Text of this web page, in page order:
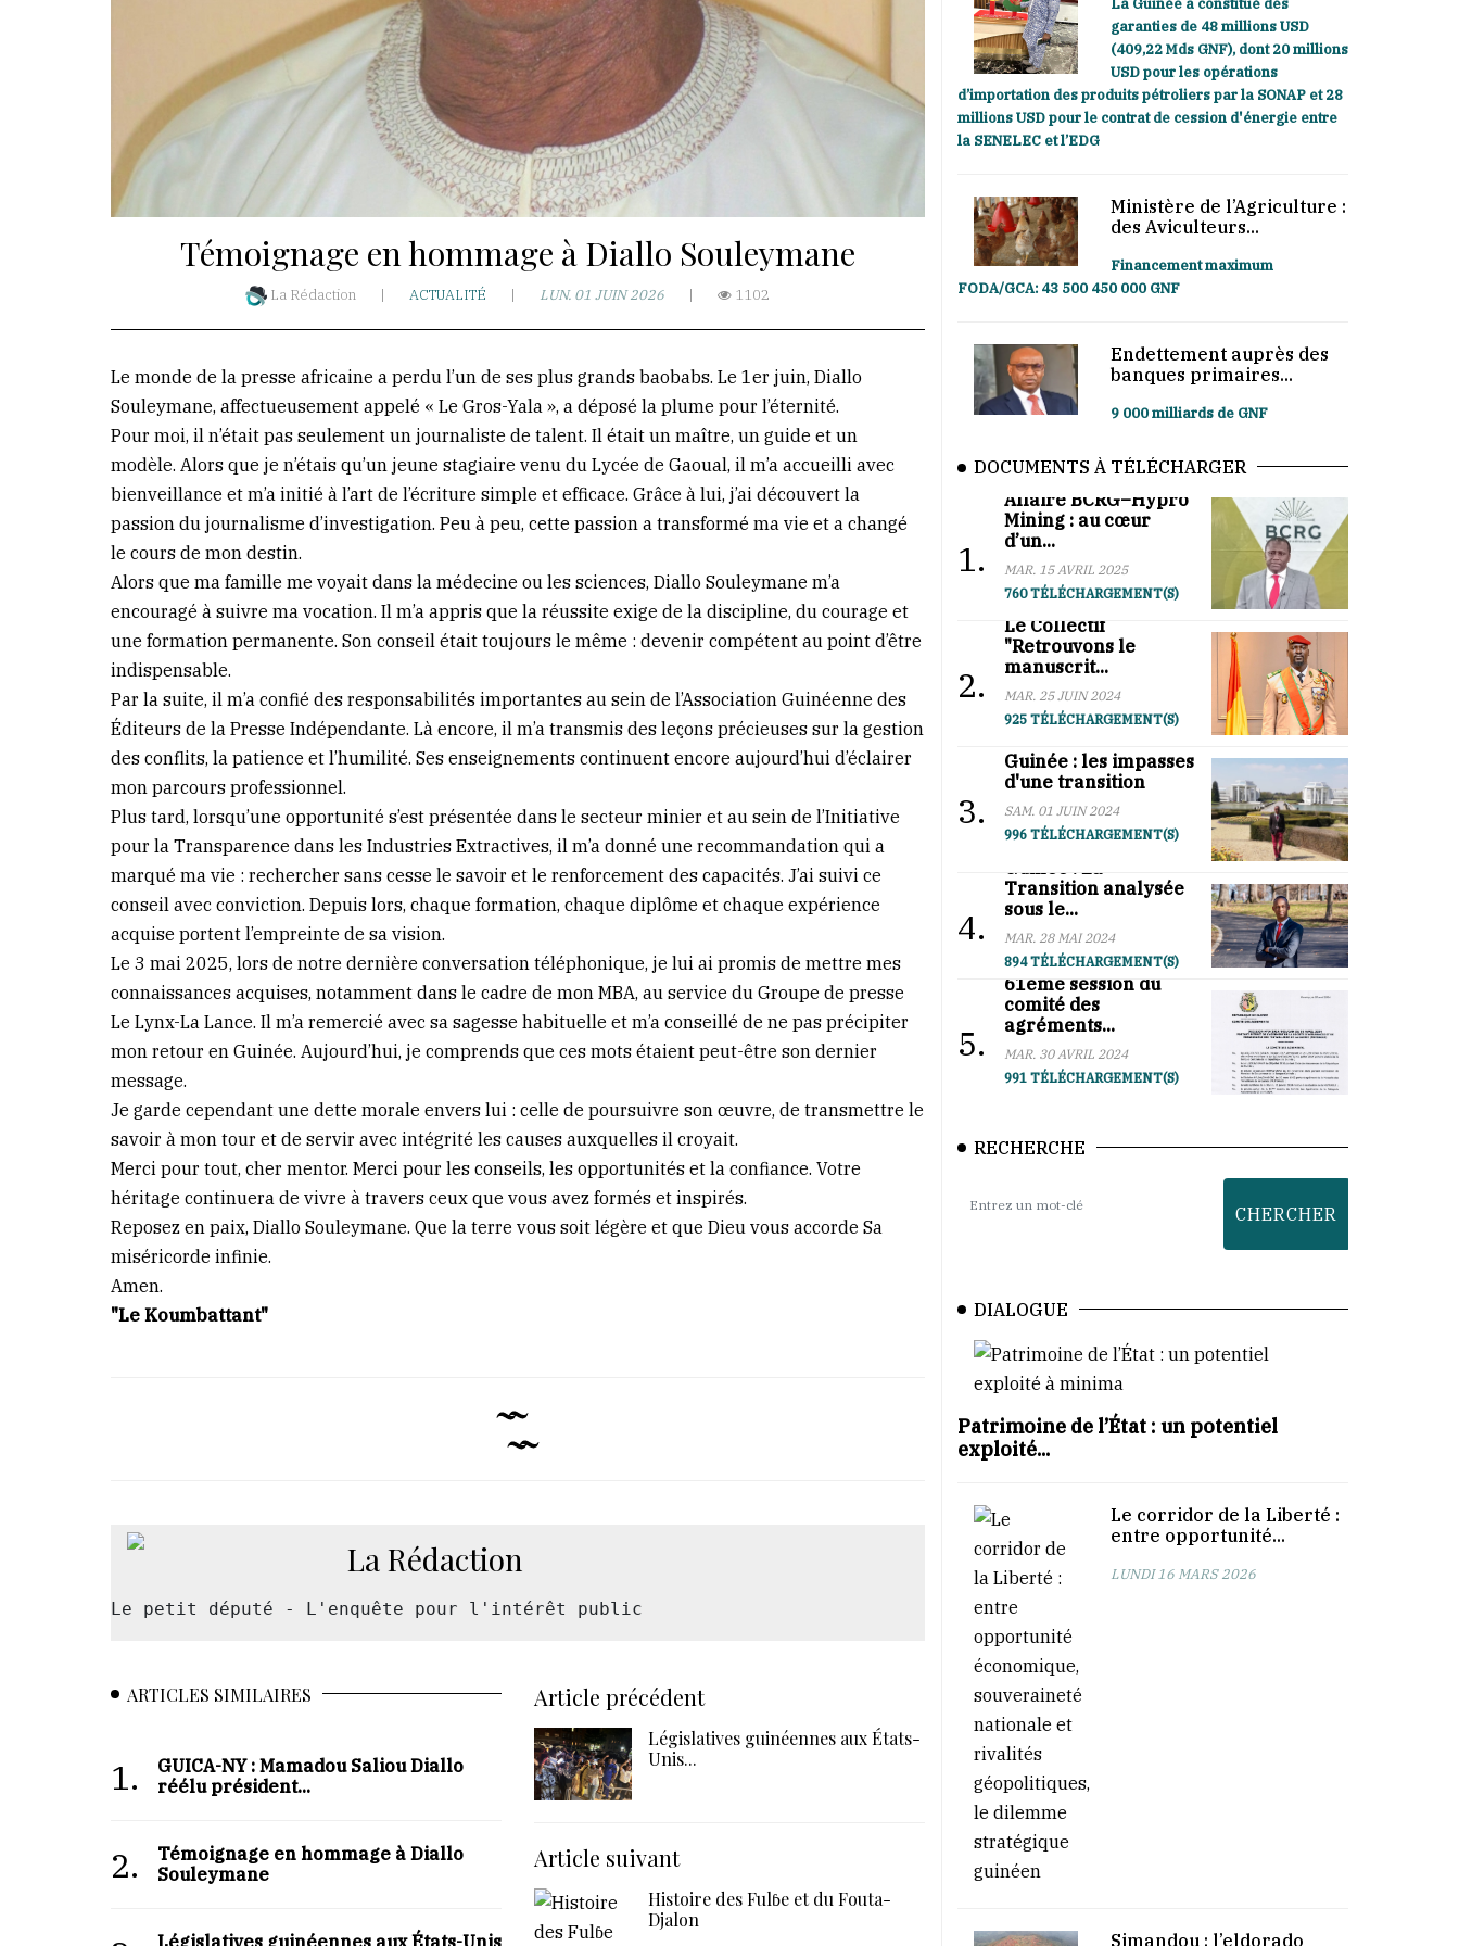
Témoignage en hommage à Diallo Souleymane
La Rédaction | ACTUALITÉ | LUN. 01 JUIN 2026 | 1102
Le monde de la presse africaine a perdu l’un de ses plus grands baobabs. Le 1er juin, Diallo
Souleymane, affectueusement appelé « Le Gros-Yala », a déposé la plume pour l’éternité.
Pour moi, il n’était pas seulement un journaliste de talent. Il était un maître, un guide et un
modèle. Alors que je n’étais qu’un jeune stagiaire venu du Lycée de Gaoual, il m’a accueilli avec
bienveillance et m’a initié à l’art de l’écriture simple et efficace. Grâce à lui, j’ai découvert la
passion du journalisme d’investigation. Peu à peu, cette passion a transformé ma vie et a changé
le cours de mon destin.
Alors que ma famille me voyait dans la médecine ou les sciences, Diallo Souleymane m’a
encouragé à suivre ma vocation. Il m’a appris que la réussite exige de la discipline, du courage et
une formation permanente. Son conseil était toujours le même : devenir compétent au point d’être
indispensable.
Par la suite, il m’a confié des responsabilités importantes au sein de l’Association Guinéenne des
Éditeurs de la Presse Indépendante. Là encore, il m’a transmis des leçons précieuses sur la gestion
des conflits, la patience et l’humilité. Ses enseignements continuent encore aujourd’hui d’éclairer
mon parcours professionnel.
Plus tard, lorsqu’une opportunité s’est présentée dans le secteur minier et au sein de l’Initiative
pour la Transparence dans les Industries Extractives, il m’a donné une recommandation qui a
marqué ma vie : rechercher sans cesse le savoir et le renforcement des capacités. J’ai suivi ce
conseil avec conviction. Depuis lors, chaque formation, chaque diplôme et chaque expérience
acquise portent l’empreinte de sa vision.
Le 3 mai 2025, lors de notre dernière conversation téléphonique, je lui ai promis de mettre mes
connaissances acquises, notamment dans le cadre de mon MBA, au service du Groupe de presse
Le Lynx-La Lance. Il m’a remercié avec sa sagesse habituelle et m’a conseillé de ne pas précipiter
mon retour en Guinée. Aujourd’hui, je comprends que ces mots étaient peut-être son dernier
message.
Je garde cependant une dette morale envers lui : celle de poursuivre son œuvre, de transmettre le
savoir à mon tour et de servir avec intégrité les causes auxquelles il croyait.
Merci pour tout, cher mentor. Merci pour les conseils, les opportunités et la confiance. Votre
héritage continuera de vivre à travers ceux que vous avez formés et inspirés.
Reposez en paix, Diallo Souleymane. Que la terre vous soit légère et que Dieu vous accorde Sa
miséricorde infinie.
Amen.
"Le Koumbattant"
La Rédaction
Le petit député - L'enquête pour l'intérêt public
ARTICLES SIMILAIRES
1.
GUICA-NY : Mamadou Saliou Diallo
réélu président...
2.
Témoignage en hommage à Diallo
Souleymane
Législatives guinéennes aux États-Unis
Article précédent
Législatives guinéennes aux États-
Unis...
Article suivant
Histoire des Fulɓe et du Fouta-
Djalon
La Guinée a constitué des
garanties de 48 millions USD
(409,22 Mds GNF), dont 20 millions
USD pour les opérations
d’importation des produits pétroliers par la SONAP et 28
millions USD pour le contrat de cession d'énergie entre
la SENELEC et l’EDG
Ministère de l’Agriculture :
des Aviculteurs...
Financement maximum
FODA/GCA: 43 500 450 000 GNF
Endettement auprès des
banques primaires...
9 000 milliards de GNF
DOCUMENTS À TÉLÉCHARGER
1.
Affaire BCRG–Hypro
Mining : au cœur
d’un...
MAR. 15 AVRIL 2025
760 TÉLÉCHARGEMENT(S)
2.
Le Collectif
"Retrouvons le
manuscrit...
MAR. 25 JUIN 2024
925 TÉLÉCHARGEMENT(S)
3.
Guinée : les impasses
d'une transition
SAM. 01 JUIN 2024
996 TÉLÉCHARGEMENT(S)
4.
Transition analysée
sous le...
MAR. 28 MAI 2024
894 TÉLÉCHARGEMENT(S)
5.
61ème session du
comité des
agréments...
MAR. 30 AVRIL 2024
991 TÉLÉCHARGEMENT(S)
RECHERCHE
DIALOGUE
Patrimoine de l’État : un potentiel
exploité...
Le corridor de la Liberté :
entre opportunité...
LUNDI 16 MARS 2026
Simandou : l’eldorado